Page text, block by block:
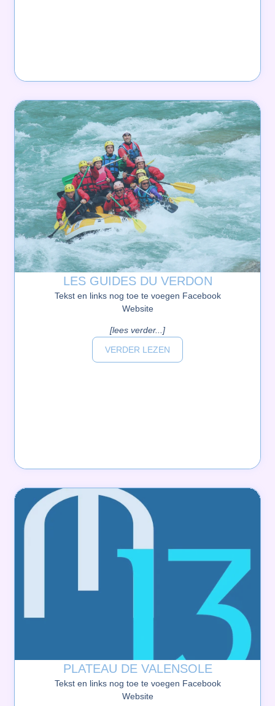
LES GUIDES DU VERDON
Tekst en links nog toe te voegen Facebook
Website
[lees verder...]
VERDER LEZEN
PLATEAU DE VALENSOLE
Tekst en links nog toe te voegen Facebook
Website